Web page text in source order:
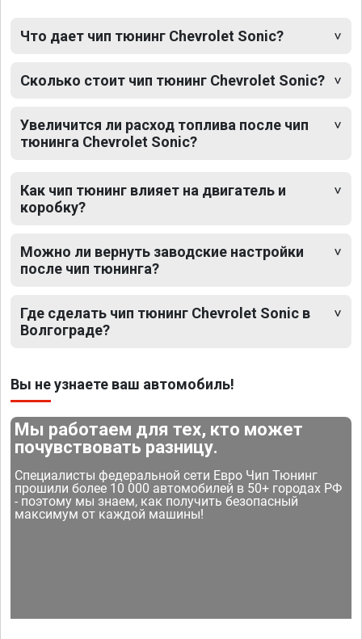
Что дает чип тюнинг Chevrolet Sonic?
Сколько стоит чип тюнинг Chevrolet Sonic?
Увеличится ли расход топлива после чип
тюнинга Chevrolet Sonic?
Как чип тюнинг влияет на двигатель и
коробку?
Можно ли вернуть заводские настройки
после чип тюнинга?
Где сделать чип тюнинг Chevrolet Sonic в
Волгограде?
Вы не узнаете ваш автомобиль!
Мы работаем для тех, кто может
почувствовать разницу.
Специалисты федеральной сети Евро Чип Тюнинг
прошили более 10 000 автомобилей в 50+ городах РФ
- поэтому мы знаем, как получить безопасный
максимум от каждой машины!